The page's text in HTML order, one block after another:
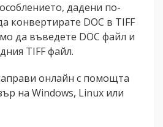
дадени по-
конвертирате DOC в TIFF
да въведете DOC файл и
TIFF файл.
онлайн с помощта
на Windows, Linux или